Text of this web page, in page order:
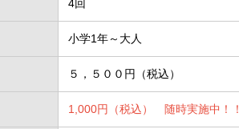
4回
小学1年～大人
５，５００円（税込）
1,000円（税込） 随時実施中！！